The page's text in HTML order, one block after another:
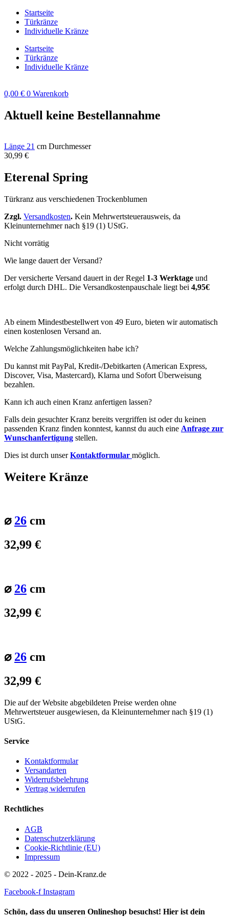
Zum
Inhalt
springen
Startseite
Türkränze
Individuelle Kränze
Startseite
Türkränze
Individuelle Kränze
0,00 € 0 Warenkorb
Aktuell keine Bestellannahme
Länge 21 cm Durchmesser
30,99 €
Eterenal Spring
Türkranz aus verschiedenen Trockenblumen
Zzgl. Versandkosten. Kein Mehrwertsteuerausweis, da
Kleinunternehmer nach §19 (1) UStG.
Nicht vorrätig
Wie lange dauert der Versand?
Der versicherte Versand dauert in der Regel 1-3 Werktage und
erfolgt durch DHL. Die Versandkostenpauschale liegt bei 4,95€
Ab einem Mindestbestellwert von 49 Euro, bieten wir automatisch
einen kostenlosen Versand an.
Welche Zahlungsmöglichkeiten habe ich?
Du kannst mit PayPal, Kredit-/Debitkarten (American Express,
Discover, Visa, Mastercard), Klarna und Sofort Überweisung
bezahlen.
Kann ich auch einen Kranz anfertigen lassen?
Falls dein gesuchter Kranz bereits vergriffen ist oder du keinen
passenden Kranz finden konntest, kannst du auch eine Anfrage zur
Wunschanfertigung stellen.
Dies ist durch unserKontaktformular möglich.
Weitere Kränze
⌀ 26 cm
32,99 €
⌀ 26 cm
32,99 €
⌀ 26 cm
32,99 €
Die auf der Website abgebildeten Preise werden ohne
Mehrwertsteuer ausgewiesen, da Kleinunternehmer nach §19 (1)
UStG.
Service
Kontaktformular
Versandarten
Widerrufsbelehrung
Vertrag widerrufen
Rechtliches
AGB
Datenschutzerklärung
Cookie-Richtlinie (EU)
Impressum
© 2022 - 2025 - Dein-Kranz.de
Facebook-f Instagram
Schön, dass du unseren Onlineshop besuchst! Hier ist dein